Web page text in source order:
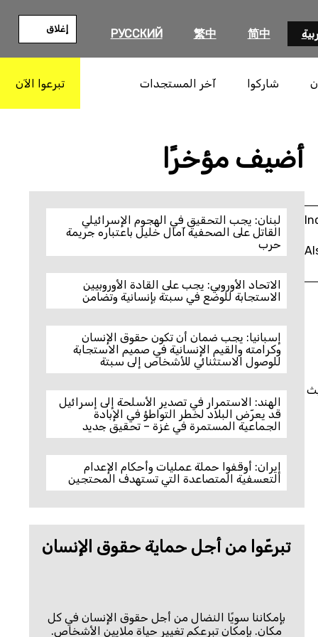
简中
繁中
РУССКИЙ إغلاق
شاركوا آخر المستجدات تبرعوا الآن
سيُنفذ في 13 سبتمبر/أيلول 2017؛ حيث
أضيف مؤخرًا
لبنان: يجب التحقيق في الهجوم الإسرائيلي
القاتل على الصحفية آمال خليل باعتباره جريمة
حرب
الاتحاد الأوروبي: يجب على القادة الأوروبيين
الاستجابة للوضع في سبتة بإنسانية وتضامن
إسبانيا: يجب ضمان أن تكون حقوق الإنسان
وكرامته والقيم الإنسانية في صميم الاستجابة
للوصول الاستثنائي للأشخاص إلى سبتة
الهند: الاستمرار في تصدير الأسلحة إلى إسرائيل
قد يعرّض البلاد لخطر التواطؤ في الإبادة
الجماعية المستمرة في غزة – تحقيق جديد
إيران: أوقفوا حملة عمليات وأحكام الإعدام
التعسفية المتصاعدة التي تستهدف المحتجين
تبرعّوا من أجل حماية حقوق الإنسان
بإمكاننا سويًا النضال من أجل حقوق الإنسان في كل
مكان. بإمكان تبرعكم تغيير حياة ملايين الأشخاص.